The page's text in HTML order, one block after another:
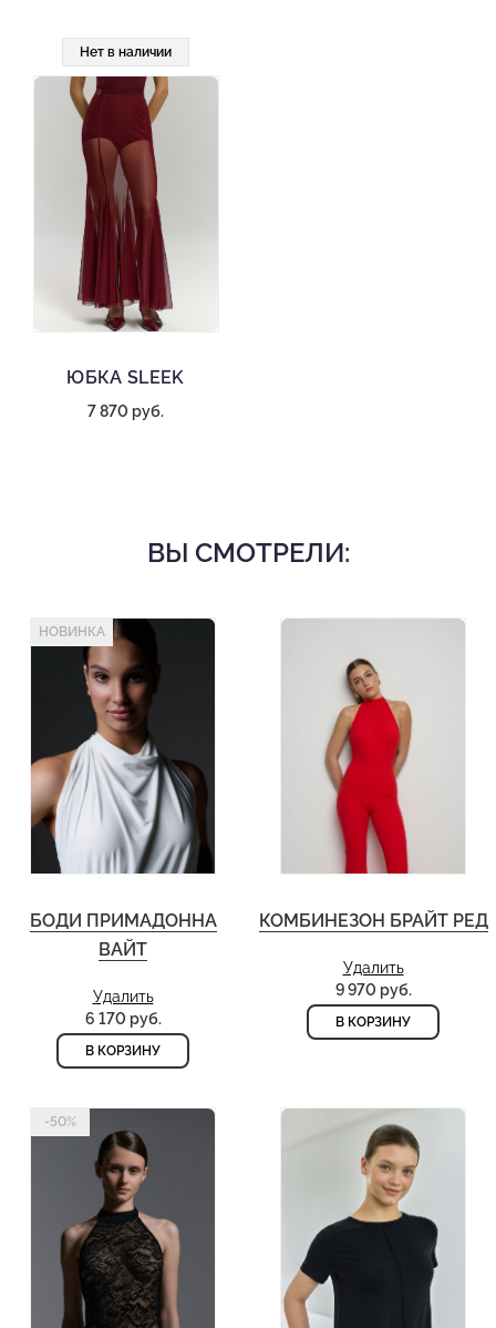
Нет в наличии
ЮБКА SLEEK
7 870 руб.
ВЫ СМОТРЕЛИ:
НОВИНКА
БОДИ ПРИМАДОННА
ВАЙТ
Удалить
6 170 руб.
В КОРЗИНУ
КОМБИНЕЗОН БРАЙТ РЕД
Удалить
9 970 руб.
В КОРЗИНУ
-50%